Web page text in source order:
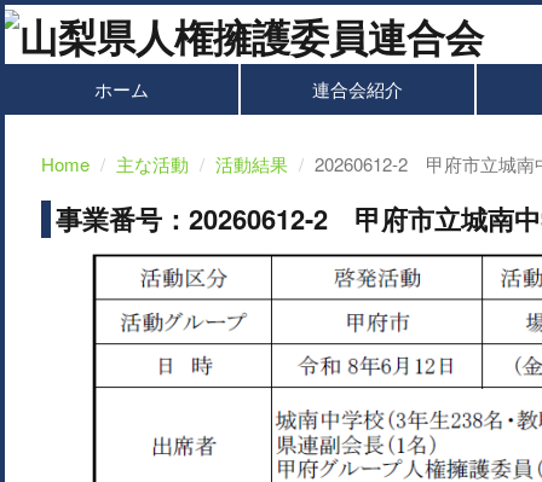
ホーム 連合会紹介
Home 主な活動 活動結果 20260612-2 甲府市立城
事業番号：20260612-2 甲府市立城南